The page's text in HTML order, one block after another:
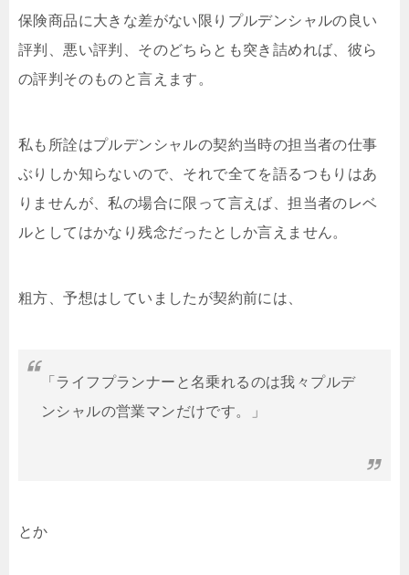
保険商品に大きな差がない限りプルデンシャルの良い
評判、悪い評判、そのどちらとも突き詰めれば、彼ら
の評判そのものと言えます。
私も所詮はプルデンシャルの契約当時の担当者の仕事
ぶりしか知らないので、それで全てを語るつもりはあ
りませんが、私の場合に限って言えば、担当者のレベ
ルとしてはかなり残念だったとしか言えません。
粗方、予想はしていましたが契約前には、
「ライフプランナーと名乗れるのは我々プルデ
ンシャルの営業マンだけです。」
とか